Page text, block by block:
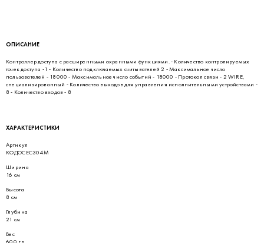
ОПИСАНИЕ
Контроллер доступа с расширенными охранными функциями. - Количество контролируемых
точек доступа -1 - Количество подключаемых считывателей 2 - Максимальное число
пользователей - 18000 - Максимальное число событий - 18000 - Протокол связи - 2 WIRE,
специализированный - Количество выходов для управления исполнительными устройствами -
8 - Количество входов - 8
ХАРАКТЕРИСТИКИ
Артикул
КОДОСЕС304М
Ширина
16 см
Высота
8 см
Глубина
21 см
Вес